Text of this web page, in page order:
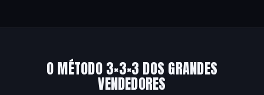
O MÉTODO 3×3×3 DOS GRANDES
VENDEDORES